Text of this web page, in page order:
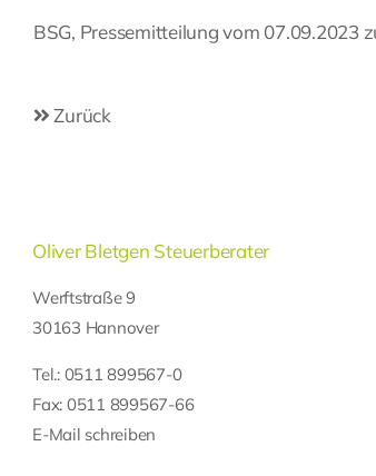
BSG, Pressemitteilung vom 07.09.2023
Zurück
Oliver Bletgen Steuerberater
Werftstraße 9
30163 Hannover
Tel.: 0511 899567-0
Fax: 0511 899567-66
E-Mail schreiben